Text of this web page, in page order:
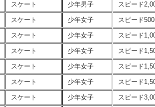
スケート 少年男子 スピード
スケート 少年女子 スピード
スケート 少年女子 スピード
スケート 少年女子 スピード
スケート 少年女子 スピード
スケート 少年女子 スピード
スケート 少年女子 スピード